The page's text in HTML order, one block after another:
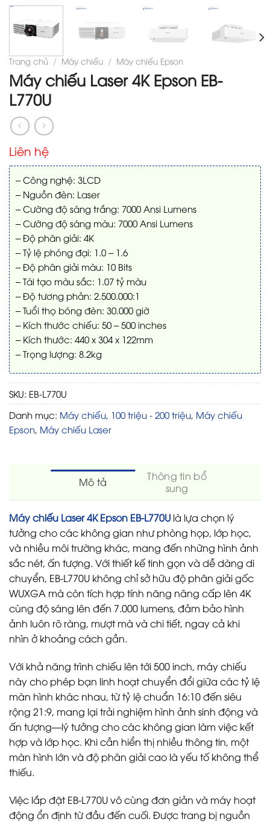
Trang chủ / Máy chiếu / Máy chiếu Epson
Máy chiếu Laser 4K Epson EB-
L770U
Liên hệ
– Công nghệ: 3LCD
– Nguồn đèn: Laser
– Cường độ sáng trắng: 7000 Ansi Lumens
– Cường độ sáng màu: 7000 Ansi Lumens
– Độ phân giải: 4K
– Tỷ lệ phóng đại: 1.0 – 1.6
– Độ phân giải màu: 10 Bits
– Tái tạo màu sắc: 1.07 tỷ màu
– Độ tương phản: 2.500.000:1
– Tuổi thọ bóng đèn: 30.000 giờ
– Kích thước chiếu: 50 – 500 inches
– Kích thước: 440‎ x 304 x 122mm
– Trọng lượng: 8.2kg
SKU: EB-L770U
Danh mục: Máy chiếu, 100 triệu - 200 triệu, Máy chiếu
Epson, Máy chiếu Laser
Mô tả
Thông tin bổ
sung
Máy chiếu Laser 4K Epson EB-L770U là lựa chọn lý
tưởng cho các không gian như phòng họp, lớp học,
và nhiều môi trường khác, mang đến những hình ảnh
sắc nét, ấn tượng. Với thiết kế tinh gọn và dễ dàng di
chuyển, EB-L770U không chỉ sở hữu độ phân giải gốc
WUXGA mà còn tích hợp tính năng nâng cấp lên 4K
cùng độ sáng lên đến 7.000 lumens, đảm bảo hình
ảnh luôn rõ ràng, mượt mà và chi tiết, ngay cả khi
nhìn ở khoảng cách gần.
Với khả năng trình chiếu lên tới 500 inch, máy chiếu
này cho phép bạn linh hoạt chuyển đổi giữa các tỷ lệ
màn hình khác nhau, từ tỷ lệ chuẩn 16:10 đến siêu
rộng 21:9, mang lại trải nghiệm hình ảnh sinh động và
ấn tượng—lý tưởng cho các không gian làm việc kết
hợp và lớp học. Khi cần hiển thị nhiều thông tin, một
màn hình lớn và độ phân giải cao là yếu tố không thể
thiếu.
Việc lắp đặt EB-L770U vô cùng đơn giản và máy hoạt
động ổn định từ đầu đến cuối. Được trang bị nguồn